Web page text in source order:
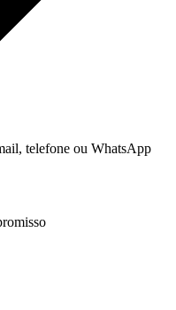
telefone ou WhatsApp